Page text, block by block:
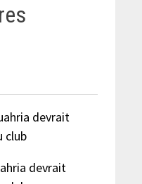
devrait
club
devrait